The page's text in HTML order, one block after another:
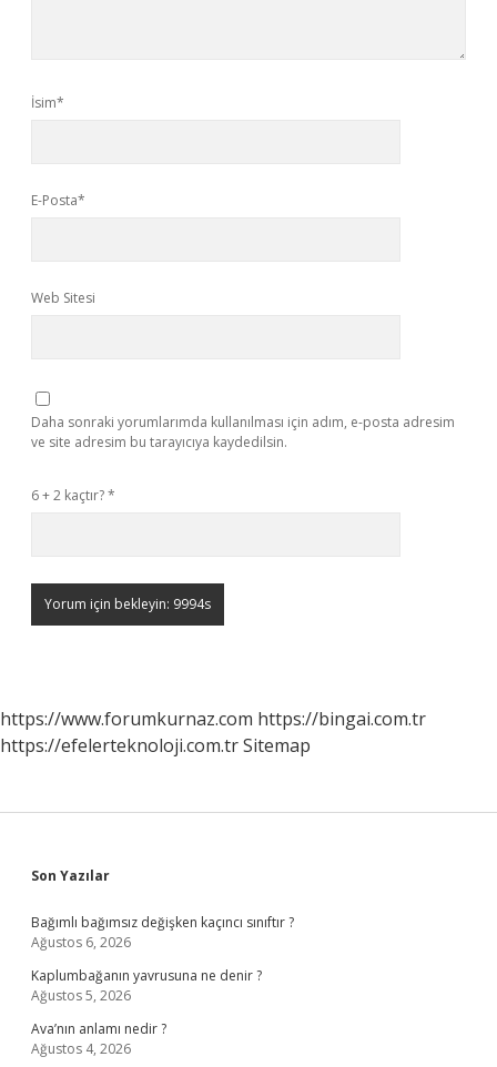
İsim*
E-Posta*
Web Sitesi
Daha sonraki yorumlarımda kullanılması için adım, e-posta adresim
ve site adresim bu tarayıcıya kaydedilsin.
6 + 2 kaçtır?*
https://www.forumkurnaz.com https://bingai.com.tr
https://efelerteknoloji.com.trSitemap
Sidebar
Son Yazılar
Bağımlı bağımsız değişken kaçıncı sınıftır ?
Ağustos 6, 2026
Kaplumbağanın yavrusuna ne denir ?
Ağustos 5, 2026
Ava’nın anlamı nedir ?
Ağustos 4, 2026